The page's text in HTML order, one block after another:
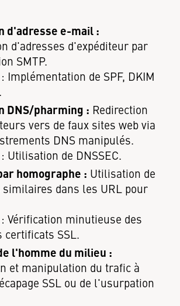
d'adresse e-mail :
d'adresses d'expéditeur par
SMTP.
Implémentation de SPF, DKIM
DNS/pharming : Redirection
vers de faux sites web via
DNS manipulés.
Utilisation de DNSSEC.
homographe : Utilisation de
similaires dans les URL pour
Vérification minutieuse des
certificats SSL.
l'homme du milieu :
et manipulation du trafic à
SSL ou de l'usurpation